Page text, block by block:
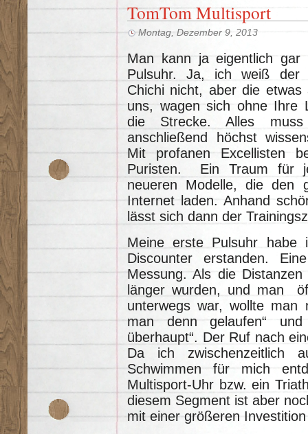
TomTom Multisport
Montag, Dezember 9, 2013
Man kann ja eigentlich
Pulsuhr. Ja, ich weiß der
Chichi nicht, aber die
uns, wagen sich ohne Ihre
die Strecke. Alles
anschließend höchst
Mit profanen Excellisten
Puristen. Ein Traum für
neueren Modelle, die den
Internet laden. Anhand
lässt sich dann der
Meine erste Pulsuhr
Discounter erstanden.
Messung. Als die
länger wurden, und man
unterwegs war, wollte man
man denn gelaufen“
überhaupt“. Der Ruf nach
Da ich zwischenzeitlich
Schwimmen für mich
Multisport-Uhr bzw. ein
diesem Segment ist aber
mit einer größeren